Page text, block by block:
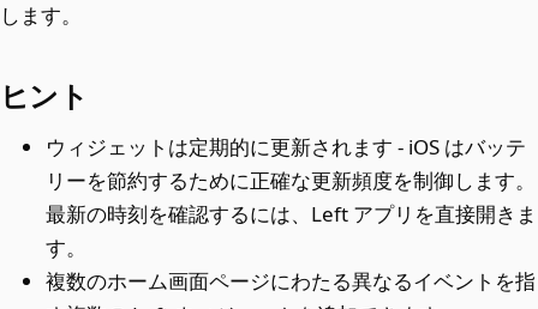
します。
ヒント
ウィジェットは定期的に更新されます - iOS はバッテ
リーを節約するために正確な更新頻度を制御します。
最新の時刻を確認するには、Left アプリを直接開きま
す。
複数のホーム画面ページにわたる異なるイベントを指